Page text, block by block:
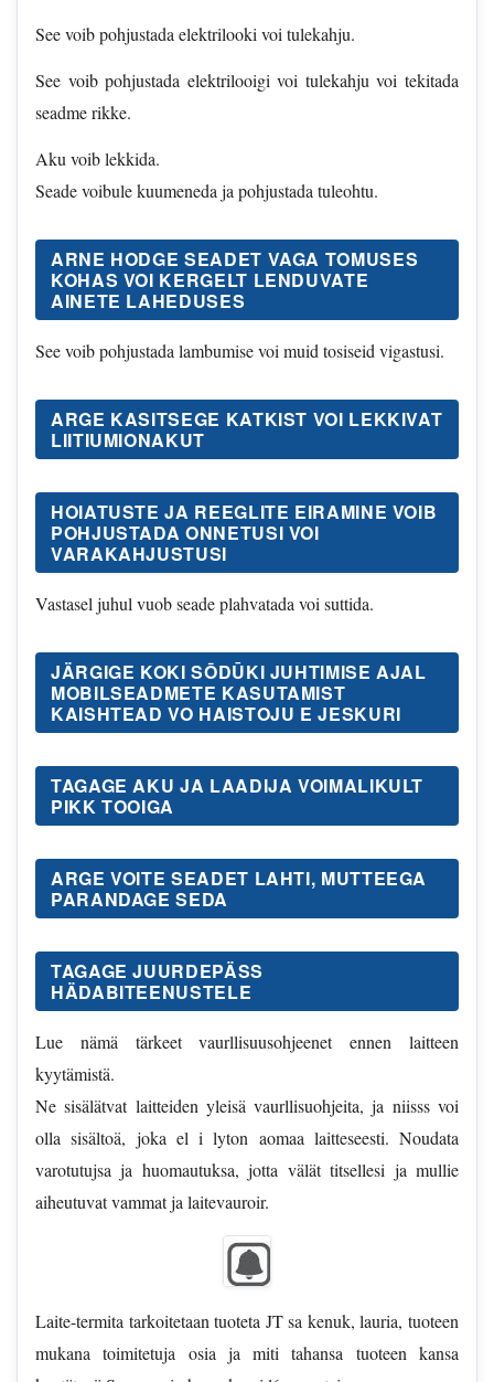
See voib pohjustada elektrilooki voi tulekahju.
See voib pohjustada elektrilooigi voi tulekahju voi tekitada
seadme rikke.
Aku voib lekkida.
Seade voibule kuumeneda ja pohjustada tuleohtu.
ARNE HODGE SEADET VAGA TOMUSES
KOHAS VOI KERGELT LENDUVATE
AINETE LAHEDUSES
See voib pohjustada lambumise voi muid tosiseid vigastusi.
ARGE KASITSEGE KATKIST VOI LEKKIVAT
LIITIUMIONAKUT
HOIATUSTE JA REEGLITE EIRAMINE VOIB
POHJUSTADA ONNETUSI VOI
VARAKAHJUSTUSI
Vastasel juhul vuob seade plahvatada voi suttida.
JÄRGIGE KOKI SŌDŪKI JUHTIMISE AJAL
MOBILSEADMETE KASUTAMIST
KAISHTEAD VO HAISTOJU E JESKURI
TAGAGE AKU JA LAADIJA VOIMALIKULT
PIKK TOOIGA
ARGE VOITE SEADET LAHTI, MUTTEEGA
PARANDAGE SEDA
TAGAGE JUURDEPÄSS
HÄDABITEENUSTELE
Lue nämä tärkeet vaurllisuusohjeenet ennen laitteen
kyytämistä.
Ne sisälätvat laitteiden yleisä vaurllisuohjeita, ja niisss voi
olla sisältoä, joka el i lyton aomaa laitteseesti. Noudata
varotutujsa ja huomautuksa, jotta välät titsellesi ja mullie
aiheutuvat vammat ja laitevauroir.
Laite-termita tarkoitetaan tuoteta JT sa kenuk, lauria, tuoteen
mukana toimitetuja osia ja miti tahansa tuoteen kansa